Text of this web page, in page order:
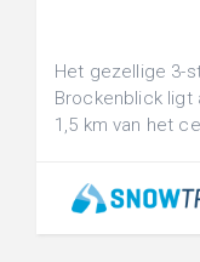
Het gezellige 3-
Brockenblick ligt
1,5 km van het